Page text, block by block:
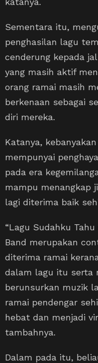
Sementara itu,
penghasilan lagu
cenderung kepada
yang masih aktif
orang ramai masih
berkenaan sebagai
diri mereka.
Katanya,
mempunyai
pada era
mampu menangkap
lagi diterima baik
“Lagu Sudahku
Band merupakan
diterima ramai
dalam lagu itu serta
berunsurkan muzik
ramai pendengar
hebat dan menjadi
tambahnya.
Dalam pada itu,